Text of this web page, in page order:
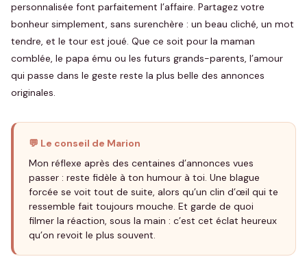
personnalisée font parfaitement l’affaire. Partagez votre
bonheur simplement, sans surenchère : un beau cliché, un mot
tendre, et le tour est joué. Que ce soit pour la maman
comblée, le papa ému ou les futurs grands-parents, l’amour
qui passe dans le geste reste la plus belle des annonces
originales.
💬 Le conseil de Marion
Mon réflexe après des centaines d’annonces vues
passer : reste fidèle à ton humour à toi. Une blague
forcée se voit tout de suite, alors qu’un clin d’œil qui te
ressemble fait toujours mouche. Et garde de quoi
filmer la réaction, sous la main : c’est cet éclat heureux
qu’on revoit le plus souvent.